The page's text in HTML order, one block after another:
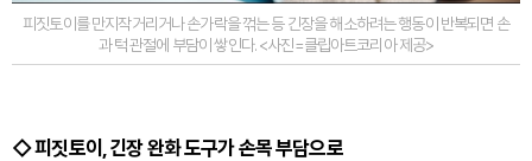
피짓토이를 만지작거리거나 손가락을 꺾는 등 긴장을 해소하려는 행동이 반복되면 손
과 턱 관절에 부담이 쌓인다. <사진=클립아트코리아 제공>
◇ 피짓토이, 긴장 완화 도구가 손목 부담으로